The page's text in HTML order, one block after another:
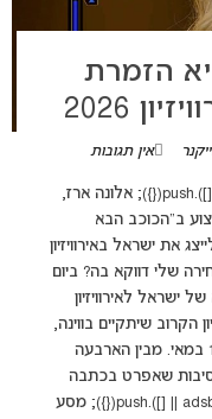
הזמרת
2026
אין תגובות
(adsbygoogle = window.adsbygoogle || []).push({}); אלונה ארז,
ב"הכוכב הבא
לייצג את ישראל באירוויזיון
שלי דווקא בה? ביום
הבא של ישראל לאירוויזיון
הקרוב שיתקיים בווינה,
אוסטריה, בחצי הגמר הראשון שיתקיים ב-12 במאי. מבין הארבעה
שאפרט בכתבה
הבאה. (adsbygoogle = window.adsbygoogle || []).push({}); מסע